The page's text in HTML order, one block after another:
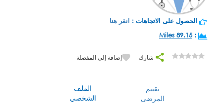
الحصول على الاتجاهات : انقر هنا
:
89.15 Miles
شارك إضافة إلى المفضلة
الملف
الشخصي
تقييم
المرضى